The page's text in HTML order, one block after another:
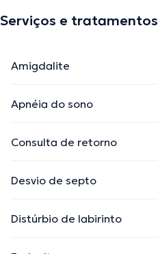
Serviços e tratamentos
Amigdalite
Apnéia do sono
Consulta de retorno
Desvio de septo
Distúrbio de labirinto